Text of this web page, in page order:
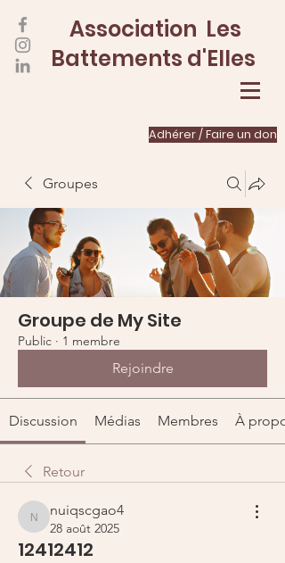
Adhérer / Faire un don
Association Les
Battements d'Elles
Groupes
Groupe de My Site
Public · 1 membre
Rejoindre
Discussion Médias Membres À
Retour
nuiqscgao4
nuiqscgao4
28 août 2025
12412412